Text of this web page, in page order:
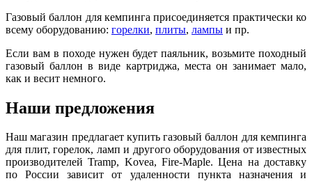
Газовый баллон для кемпинга присоединяется практически ко
всему оборудованию: горелки, плиты, лампы и пр.
Если вам в походе нужен будет паяльник, возьмите походный
газовый баллон в виде картриджа, места он занимает мало,
как и весит немного.
Наши предложения
Наш магазин предлагает купить газовый баллон для кемпинга
для плит, горелок, ламп и другого оборудования от известных
производителей Tramp, Kovea, Fire-Maple. Цена на доставку
по России зависит от удаленности пункта назначения и